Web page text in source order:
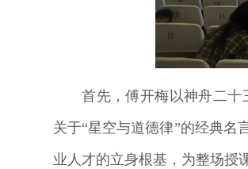
首先，傅开梅以神舟二
关于“星空与道德律”的经典名
业人才的立身根基，为整场授